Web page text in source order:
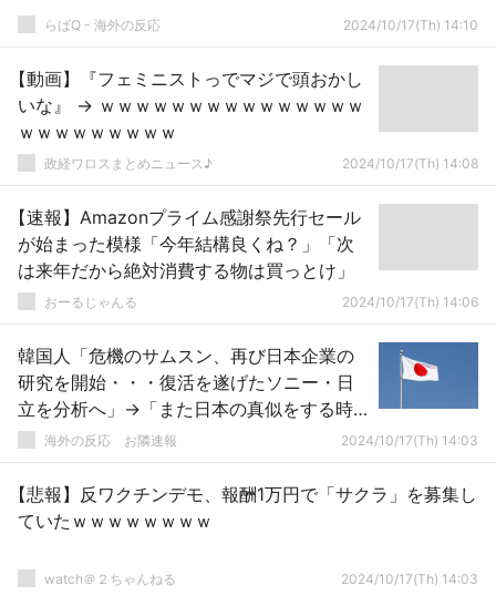
らばQ - 海外の反応 2024/10/17(Th) 14:10
【動画】『フェミニストっでマジで頭おかし
いな』 → ｗｗｗｗｗｗｗｗｗｗｗｗｗｗｗ
ｗｗｗｗｗｗｗｗｗ
政経ワロスまとめニュース♪ 2024/10/17(Th) 14:08
【速報】Amazonプライム感謝祭先行セール
が始まった模様「今年結構良くね？」「次
は来年だから絶対消費する物は買っとけ」
おーるじゃんる 2024/10/17(Th) 14:06
韓国人「危機のサムスン、再び日本企業の
研究を開始・・・復活を遂げたソニー・日
立を分析へ」→「また日本の真似をする時
代が来たのかｗ」「滅びたと言ってたの
が」「サムスンもソニーのようにコンテン
ツIPを育てなければならない」
海外の反応 お隣速報 2024/10/17(Th) 14:03
【悲報】反ワクチンデモ、報酬1万円で「サクラ」を募集し
ていたｗｗｗｗｗｗｗｗ
watch＠２ちゃんねる 2024/10/17(Th) 14:03